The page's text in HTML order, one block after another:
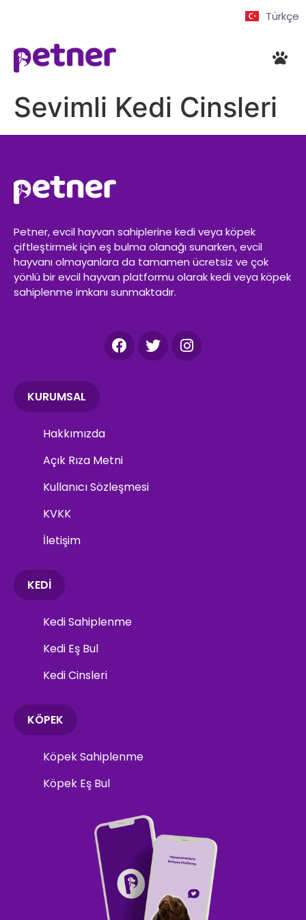
Türkçe
Sevimli Kedi Cinsleri
Petner, evcil hayvan sahiplerine kedi veya köpek
çiftleştirmek için eş bulma olanağı sunarken, evcil
hayvanı olmayanlara da tamamen ücretsiz ve çok
yönlü bir evcil hayvan platformu olarak kedi veya köpek
sahiplenme imkanı sunmaktadır.
KURUMSAL
Hakkımızda
Açık Rıza Metni
Kullanıcı Sözleşmesi
KVKK
İletişim
KEDİ
Kedi Sahiplenme
Kedi Eş Bul
Kedi Cinsleri
KÖPEK
Köpek Sahiplenme
Köpek Eş Bul